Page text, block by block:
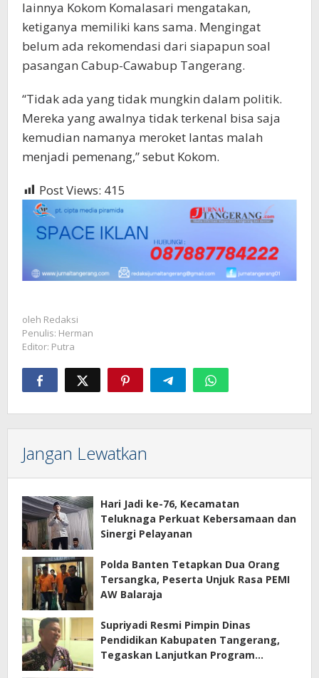
lainnya Kokom Komalasari mengatakan,
ketiganya memiliki kans sama. Mengingat
belum ada rekomendasi dari siapapun soal
pasangan Cabup-Cawabup Tangerang.
“Tidak ada yang tidak mungkin dalam politik.
Mereka yang awalnya tidak terkenal bisa saja
kemudian namanya meroket lantas malah
menjadi pemenang,” sebut Kokom.
Post Views: 415
oleh Redaksi
Penulis: Herman
Editor: Putra
Jangan Lewatkan
Hari Jadi ke-76, Kecamatan
Teluknaga Perkuat Kebersamaan dan
Sinergi Pelayanan
Polda Banten Tetapkan Dua Orang
Tersangka, Peserta Unjuk Rasa PEMI
AW Balaraja
Supriyadi Resmi Pimpin Dinas
Pendidikan Kabupaten Tangerang,
Tegaskan Lanjutkan Program